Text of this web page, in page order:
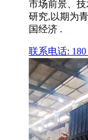
市场前景、
研究,以期为
国经济 .
联系电话: 180